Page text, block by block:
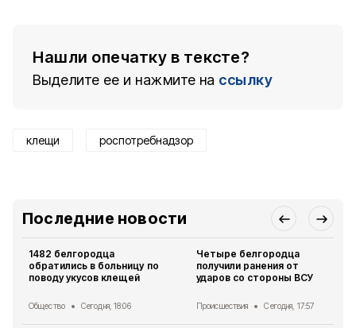
Нашли опечатку в тексте?
Выделите ее и нажмите на ссылку
клещи роспотребнадзор
Последние новости
1482 белгородца
обратились в больницу по
поводу укусов клещей
Общество Сегодня, 18:06
Четыре белгородца
получили ранения от
ударов со стороны ВСУ
Происшествия Сегодня, 17:57